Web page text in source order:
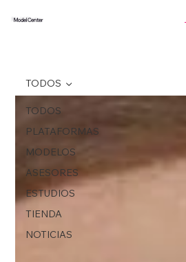
Model Center
TODOS
PLATAFORMAS
MODELOS
ASESORES
ESTUDIOS
TIENDA
NOTICIAS
TODOS